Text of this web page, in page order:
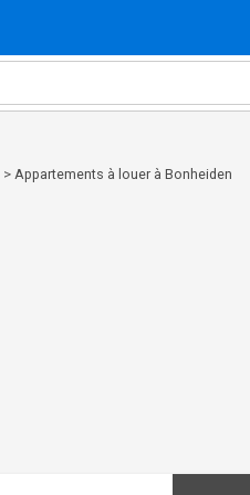
> Appartements à louer à Bonheiden